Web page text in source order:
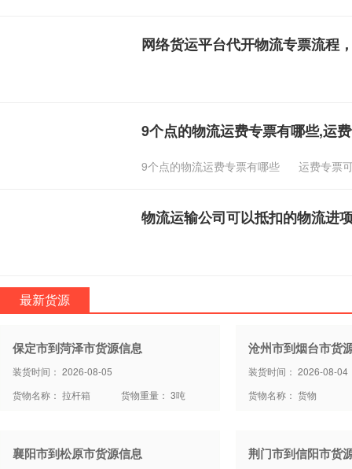
网络货运平台代开物流专票流程
9个点的物流运费专票有哪些,运
9个点的物流运费专票有哪些 运费专票
物流运输公司可以抵扣的物流进
最新货源
保定市到菏泽市货源信息
装货时间： 2026-08-05
货物名称： 拉杆箱
货物重量： 3吨
沧州市到烟台市货
装货时间： 2026-08-04
货物名称： 货物
襄阳市到松原市货源信息 荆门市到信阳市货